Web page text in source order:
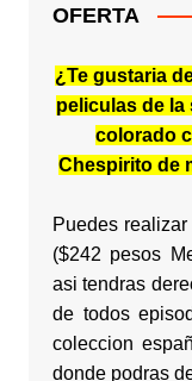
OFERTA
¿Te gustaria
peliculas de la
colorado
Chespirito de
Puedes
($242 pesos
asi tendras
de todos
coleccion
donde podras